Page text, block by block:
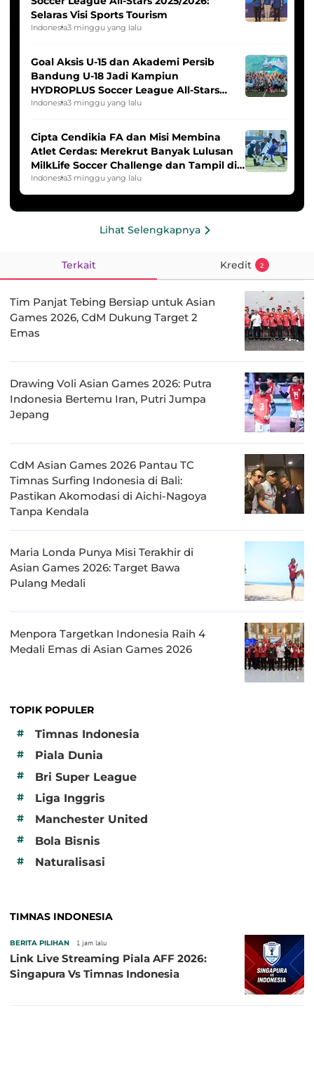
Selaras Visi Sports Tourism
Indonesia3 minggu yang lalu
Goal Aksis U-15 dan Akademi Persib
Bandung U-18 Jadi Kampiun
HYDROPLUS Soccer League All-Stars
2025/2026
Indonesia3 minggu yang lalu
Cipta Cendikia FA dan Misi Membina
Atlet Cerdas: Merekrut Banyak Lulusan
MilkLife Soccer Challenge dan Tampil di
HYDROPLUS Soccer League
Indonesia3 minggu yang lalu
Lihat Selengkapnya
Terkait Kredit 2
Tim Panjat Tebing Bersiap untuk Asian
Games 2026, CdM Dukung Target 2
Emas
Drawing Voli Asian Games 2026: Putra
Indonesia Bertemu Iran, Putri Jumpa
Jepang
CdM Asian Games 2026 Pantau TC
Timnas Surfing Indonesia di Bali:
Pastikan Akomodasi di Aichi-Nagoya
Tanpa Kendala
Maria Londa Punya Misi Terakhir di
Asian Games 2026: Target Bawa
Pulang Medali
Menpora Targetkan Indonesia Raih 4
Medali Emas di Asian Games 2026
TOPIK POPULER
#
Timnas Indonesia
# Piala Dunia
# Bri Super League
# Liga Inggris
# Manchester United
# Bola Bisnis
# Naturalisasi
TIMNAS INDONESIA
BERITA PILIHAN 1 jam lalu
Link Live Streaming Piala AFF 2026:
Singapura Vs Timnas Indonesia